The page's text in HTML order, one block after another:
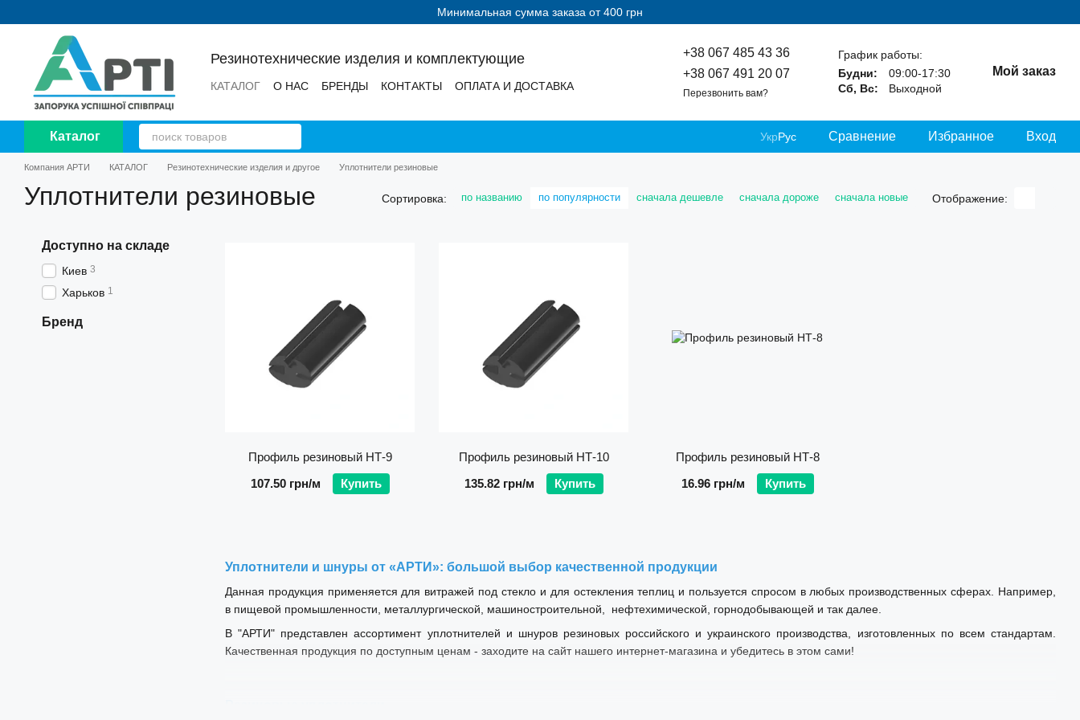
Минимальная сумма заказа от 400 грн
Резинотехнические изделия и комплектующие
КАТАЛОГ О НАС БРЕНДЫ КОНТАКТЫ
ОПЛАТА И ДОСТАВКА
+38 067 485 43 36
+38 067 491 20 07
Перезвонить вам?
График работы:
Будни:
09:00-17:30
Сб, Вс:
Выходной
Мой заказ
Каталог УкрРус Сравнение Избранное Вход
Компания АРТИ КАТАЛОГ Резинотехнические изделия и другое Уплотнители резиновые
Уплотнители резиновые Сортировка: по названию по популярности сначала дешевле сначала дороже сначала новые Отображение:
Уплотнители и шнуры от «АРТИ»: большой выбор качественной продукции
Данная продукция применяется для витражей под стекло и для остекления теплиц и пользуется спросом в любых производственных сферах. Например,
в пищевой промышленности, металлургической, машиностроительной, нефтехимической, горнодобывающей и так далее.
В "АРТИ" представлен ассортимент уплотнителей и шнуров резиновых российского и украинского производства, изготовленных по всем стандартам.
Качественная продукция по доступным ценам - заходите на сайт нашего интернет-магазина и убедитесь в этом сами!
Профиль резиновый НТ-9
107.50 грн/м
Купить
Профиль резиновый НТ-10
135.82 грн/м
Купить
Профиль резиновый НТ-8
16.96 грн/м
Купить
Доступно на складе
Киев 3
Харьков 1
Бренд